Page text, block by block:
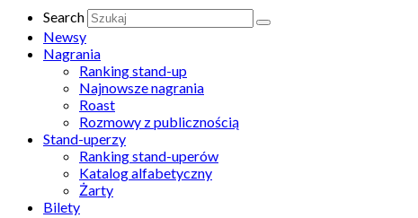
Search
Newsy
Nagrania
Ranking stand-up
Najnowsze nagrania
Roast
Rozmowy z publicznością
Stand-uperzy
Ranking stand-uperów
Katalog alfabetyczny
Żarty
Bilety